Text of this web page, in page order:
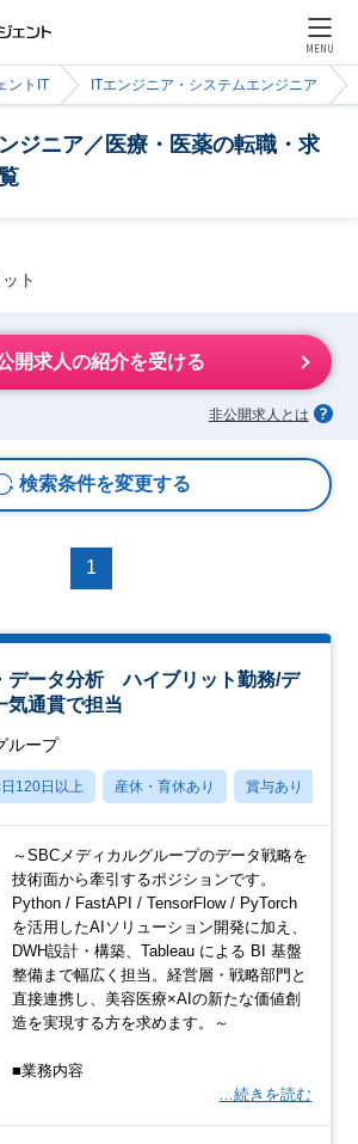
MENU
ントIT ITエンジニア・システムエンジニア
ジニア／医療・医薬の転職・求
ト
開求人の紹介を受ける
非公開求人とは
検索条件を変更する
1
データ分析 ハイブリット勤務/デ
気通貫で担当
ループ
120日以上 産休・育休あり 賞与あり
～SBCメディカルグループのデータ戦略を
技術面から牽引するポジションです。
Python / FastAPI / TensorFlow / PyTorch
を活用したAIソリューション開発に加え、
DWH設計・構築、Tableau による BI 基盤
整備まで幅広く担当。経営層・戦略部門と
直接連携し、美容医療×AIの新たな価値創
造を実現する方を求めます。～
■業務内容
…続きを読む